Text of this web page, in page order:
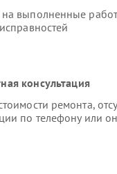
на выполненные
консультация
ремонта,
по телефону или